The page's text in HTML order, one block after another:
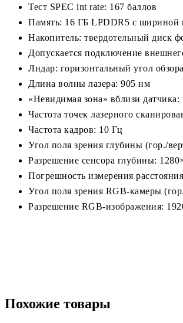
Тест SPEC int rate: 167 баллов
Память: 16 ГБ LPDDR5 с шириной
Накопитель: твердотельный диск
Допускается подключение
Лидар: горизонтальный угол
Длина волны лазера: 905 нм
«Невидимая зона» вблизи
Частота точек лазерного
Частота кадров: 10 Гц
Угол поля зрения глубины (гор./
Разрешение сенсора глубины:
Погрешность измерения
Угол поля зрения RGB-камеры
Разрешение RGB-изображения:
Похожие товары